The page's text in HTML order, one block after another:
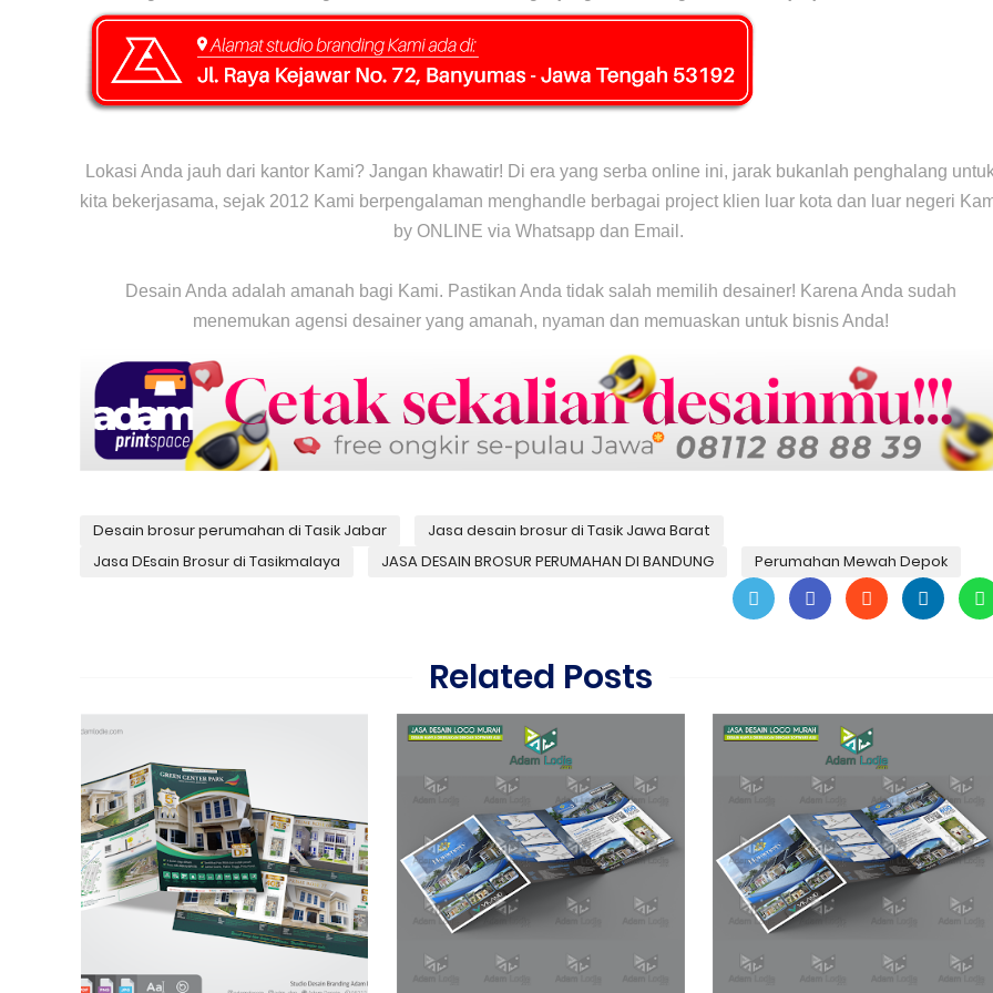
Lokasi Anda jauh dari kantor Kami? Jangan khawatir! Di era yang serba online ini, jarak bukanlah penghalang
kita bekerjasama, sejak 2012 Kami berpengalaman menghandle berbagai project klien luar kota dan luar negeri
by ONLINE via Whatsapp dan Email.
Desain Anda adalah amanah bagi Kami. Pastikan Anda tidak salah memilih desainer! Karena Anda sudah
menemukan agensi desainer yang amanah, nyaman dan memuaskan untuk bisnis Anda!
Desain brosur perumahan di Tasik Jabar
Jasa desain brosur di Tasik Jawa Barat
Jasa DEsain Brosur di Tasikmalaya
JASA DESAIN BROSUR PERUMAHAN DI BANDUNG Perumahan Mewah Depok
Related Posts